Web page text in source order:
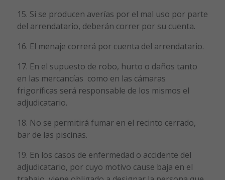
15. Si se producen averías por el mal uso por parte
del arrendatario, deberán correr por su cuenta.
16. El menaje correrá por cuenta del arrendatario.
17. En el supuesto de robo, hurto o daños tanto
en las mercancías como en las cámaras
frigoríficas será responsable de los mismos el
adjudicatario.
18. No se permitirá fumar en el recinto cerrado,
bar de las piscinas.
19. En los casos de enfermedad o accidente del
adjudicatario, por cuyo motivo cause baja en el